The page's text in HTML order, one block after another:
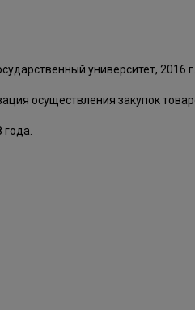
университет, 2016 г.
осуществления закупок